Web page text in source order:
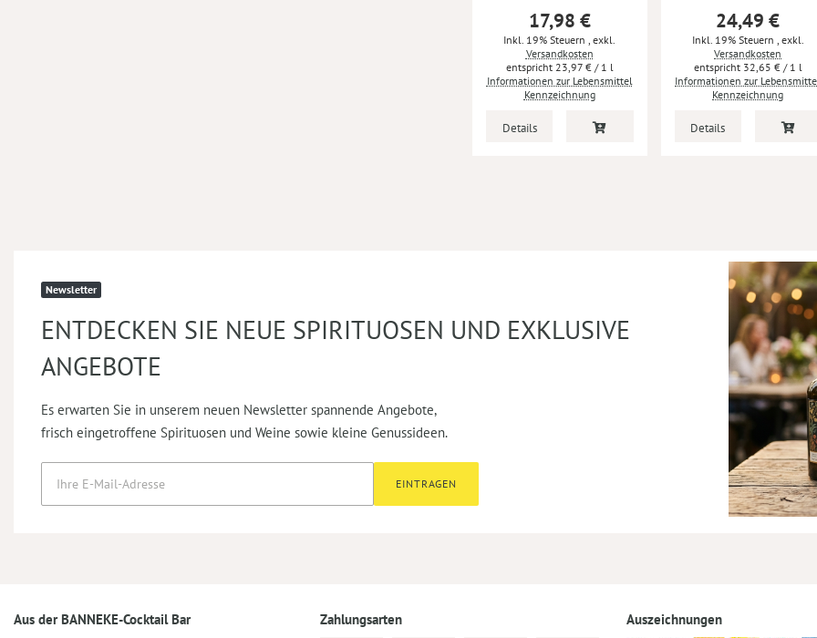
17,98 €
Inkl. 19% Steuern, exkl.
Versandkosten
23,97 €/ 1 l
Informationen zur Lebensmittel
Kennzeichnung
Details
24,49 €
Inkl. 19% Steuern , exkl.
Versandkosten
32,65 €/ 1 l
Informationen zur
Kennzeichnung
Details
Newsletter
ENTDECKEN SIE NEUE SPIRITUOSEN UND EXKLUSIVE
ANGEBOTE
Es erwarten Sie in unserem neuen Newsletter spannende Angebote,
frisch eingetroffene Spirituosen und Weine sowie kleine Genussideen.
EINTRAGEN
Aus der BANNEKE-Cocktail Bar Zahlungsarten Auszeichnungen